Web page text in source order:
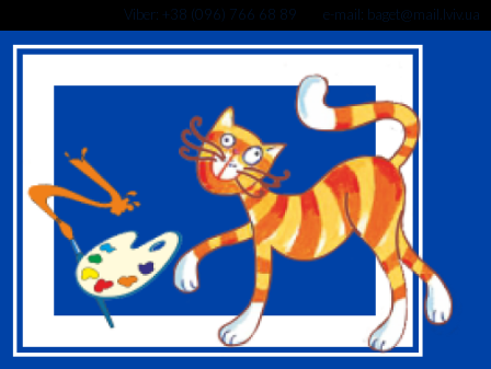
Viber: +38 (096) 766 68 89 e-mail: baget@mail.lviv.ua